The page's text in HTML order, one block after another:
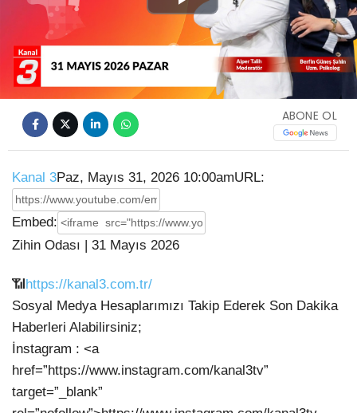
Play
Video
ABONE OL
Kanal 3Paz, Mayıs 31, 2026 10:00amURL:
Embed:
Zihin Odası | 31 Mayıs 2026
📶https://kanal3.com.tr/
Sosyal Medya Hesaplarımızı Takip Ederek Son Dakika
Haberleri Alabilirsiniz;
İnstagram : <a
href=”https://www.instagram.com/kanal3tv”
target=”_blank”